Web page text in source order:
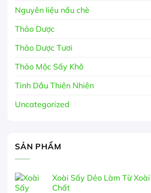
Nguyên liệu nấu chè
Thảo Dược
Thảo Dược Tươi
Thảo Mộc Sấy Khô
Tinh Dầu Thiên Nhiên
Uncategorized
SẢN PHẨM
Xoài Sấy Dẻo Làm Từ
Chất